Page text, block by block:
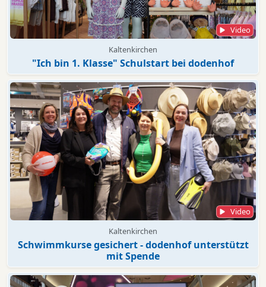
Video
Kaltenkirchen
"Ich bin 1. Klasse" Schulstart bei dodenhof
Video
Kaltenkirchen
Schwimmkurse gesichert - dodenhof unterstützt
mit Spende